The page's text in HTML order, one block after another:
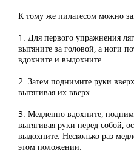
К тому же пилатесом можно
1. Для первого упражнения
вытяните за головой, а ноги
вдохните и выдохните.
2. Затем поднимите руки
вытягивая их вверх.
3. Медленно вдохните,
вытягивая руки перед собой,
выдохните. Несколько раз
этом положении.